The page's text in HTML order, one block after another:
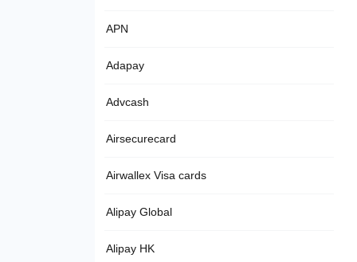
APN
Adapay
Advcash
Airsecurecard
Airwallex Visa cards
Alipay Global
Alipay HK